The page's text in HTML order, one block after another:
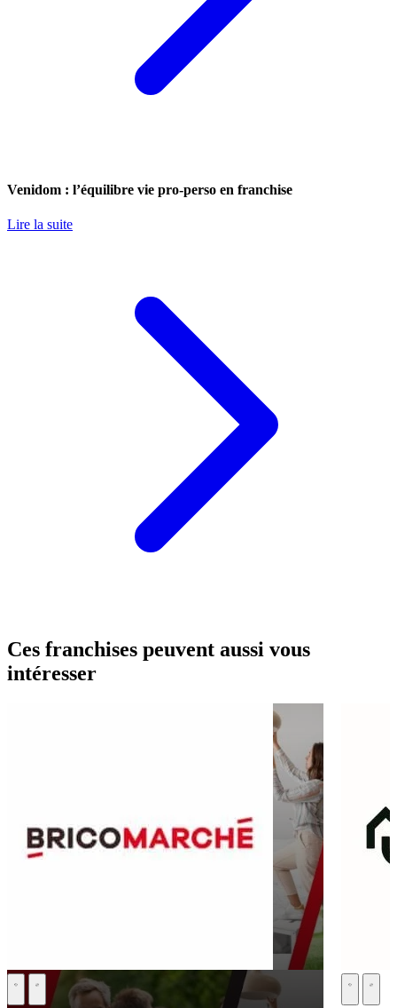
Venidom : l’équilibre vie pro-perso en franchise
Lire la suite
Ces franchises peuvent aussi vous
intéresser